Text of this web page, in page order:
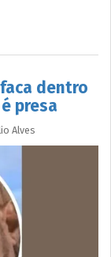
dentro
presa
Alves